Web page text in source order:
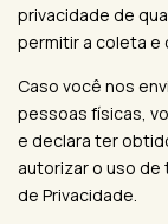
privacidade de
permitir a coleta e
Caso você nos
pessoas físicas,
e declara ter
autorizar o uso
de Privacidade.